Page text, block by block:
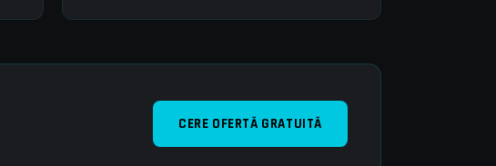
CERE OFERTĂ GRATUITĂ